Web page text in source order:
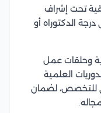
تحت إشراف
الدكتوراه أو
وحلقات عمل
العلمية
للتخصص، لضمان